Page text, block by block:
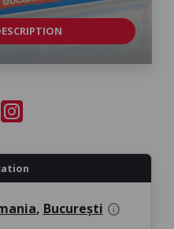
, București info